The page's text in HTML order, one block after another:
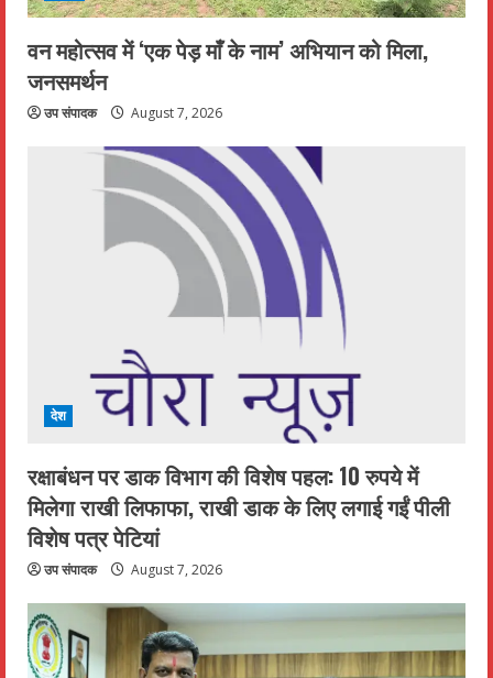
वन महोत्सव में ‘एक पेड़ माँ के नाम’ अभियान को मिला,
जनसमर्थन
उप संपादक August 7, 2026
देश
रक्षाबंधन पर डाक विभाग की विशेष पहल: 10 रुपये में
मिलेगा राखी लिफाफा, राखी डाक के लिए लगाई गईं पीली
विशेष पत्र पेटियां
उप संपादक August 7, 2026